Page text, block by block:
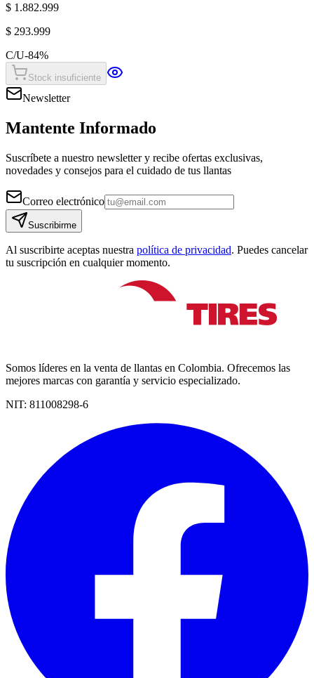
$ 1.882.999
$ 293.999
C/U-84%
Stock insuficiente
Newsletter
Mantente Informado
Suscríbete a nuestro newsletter y recibe ofertas exclusivas,
novedades y consejos para el cuidado de tus llantas
Correo electrónico
Suscribirme
Al suscribirte aceptas nuestra política de privacidad. Puedes cancelar
tu suscripción en cualquier momento.
Somos líderes en la venta de llantas en Colombia. Ofrecemos las
mejores marcas con garantía y servicio especializado.
NIT: 811008298-6